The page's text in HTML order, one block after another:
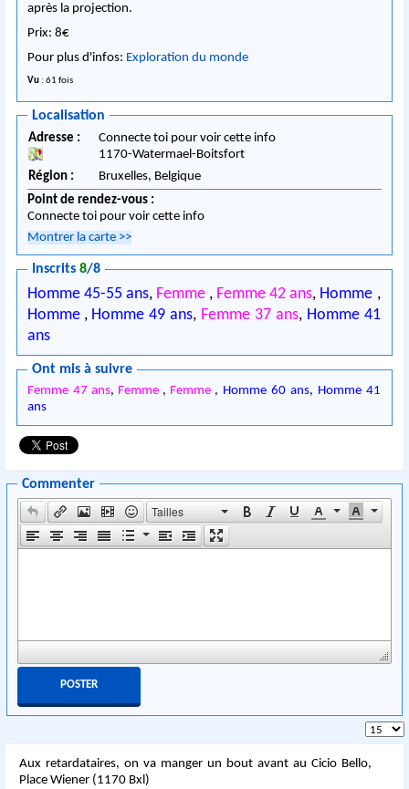
après la projection.
Prix: 8€
Pour plus d'infos: Exploration du monde
Vu : 61 fois
Localisation
Adresse :
Connecte toi pour voir cette info
1170-Watermael-Boitsfort
Région :
Bruxelles, Belgique
Point de rendez-vous :
Connecte toi pour voir cette info
Montrer la carte >>
Inscrits8/8
Homme 45-55 ans, Femme , Femme 42 ans, Homme ,
Homme , Homme 49 ans, Femme 37 ans, Homme 41
ans
Ont mis à suivre
Femme 47 ans, Femme , Femme , Homme 60 ans, Homme 41
ans
Commenter
Tailles
Aux retardataires, on va manger un bout avant au Cicio Bello,
Place Wiener (1170 Bxl)